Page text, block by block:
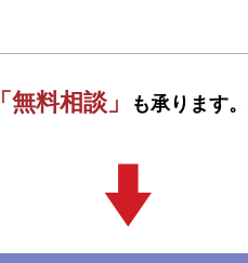
「無料相談」 も承ります。